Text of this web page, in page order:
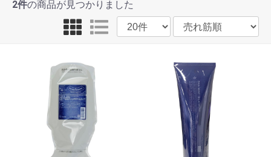
2件の商品が見つかりました